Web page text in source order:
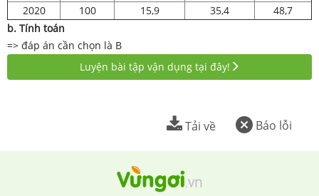
2020
100 15,9 35,4
48,7
b. Tính toán
=> đáp án cần chọn là B
Luyện bài tập vận dụng tại đây!
Báo lỗi
Tải về